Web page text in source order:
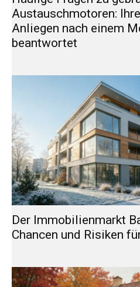
Austauschmotoren:
Anliegen nach einem
beantwortet
Der Immobilienmarkt
Chancen und Risiken